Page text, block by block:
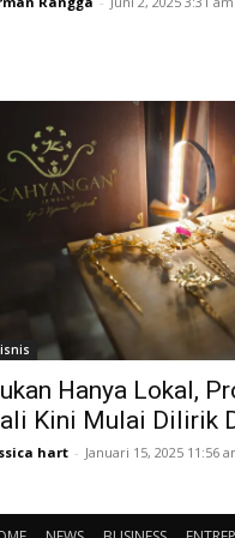
Hanya Lokal,
Kini Mulai Dilirik
hart - Januari 15, 2025 11:56